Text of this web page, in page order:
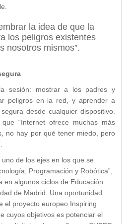
la idea de que la
los peligros existentes
nosotros mismos”.
sesión: mostrar a los padres y
peligros en la red, y aprender a
desde cualquier dispositivo.
que “Internet ofrece muchas más
no hay por qué tener miedo, pero
de los ejes en los que se
Programación y Robótica”,
en algunos ciclos de Educación
de Madrid. Una oportunidad
el proyecto europeo Inspiring
cuyos objetivos es potenciar el